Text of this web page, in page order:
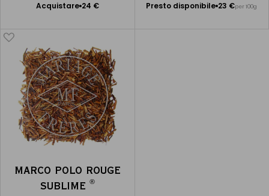
Acquistare 24 €
Aggiungere
Presto disponibile 23 €per 100g
MARCO POLO ROUGE
SUBLIME ®